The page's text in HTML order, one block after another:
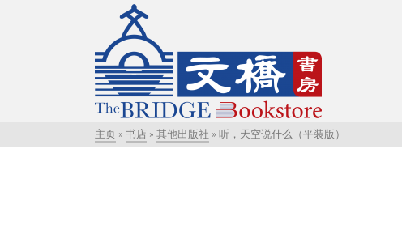
主页 » 书店 » 其他出版社 » 听，天空说什么（平装版）